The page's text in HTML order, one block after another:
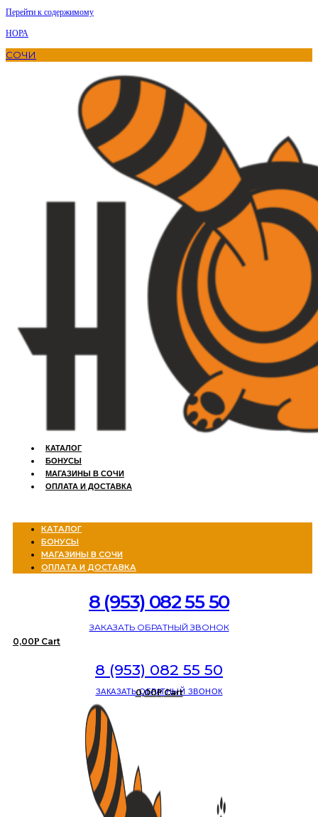
Перейти к содержимому
НОРА
СОЧИ
КАТАЛОГ
БОНУСЫ
МАГАЗИНЫ В СОЧИ
ОПЛАТА И ДОСТАВКА
КАТАЛОГ
БОНУСЫ
МАГАЗИНЫ В СОЧИ
ОПЛАТА И ДОСТАВКА
8 (953) 082 55 50
ЗАКАЗАТЬ ОБРАТНЫЙ ЗВОНОК
0,00Р Cart
8 (953) 082 55 50
ЗАКАЗАТЬ ОБРАТНЫЙ ЗВОНОК
0,00Р Cart